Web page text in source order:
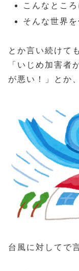
こんなとこ
そんな世界
とか言い続けて
「いじめ加害者
が悪い！」とか
台風に対してで